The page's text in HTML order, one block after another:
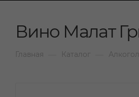
Вино Малат
Главная Каталог